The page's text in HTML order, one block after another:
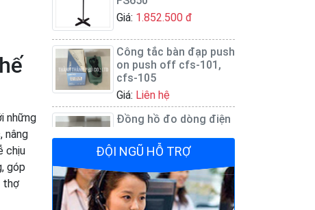
những
nâng
chịu
góp
thợ
on push off cfs-101,
cfs-105
Giá:Liên hệ
Đồng hồ đo dòng điện
- Panel Meter SEC-80
Giá:Liên hệ
Quạt đứng công
nghiệp AFAN 7 tất
FS650
Giá:1.720.500 đ
ĐỘI NGŨ HỖ TRỢ